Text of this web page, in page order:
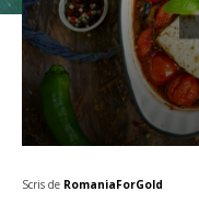
Scris de RomaniaForGold